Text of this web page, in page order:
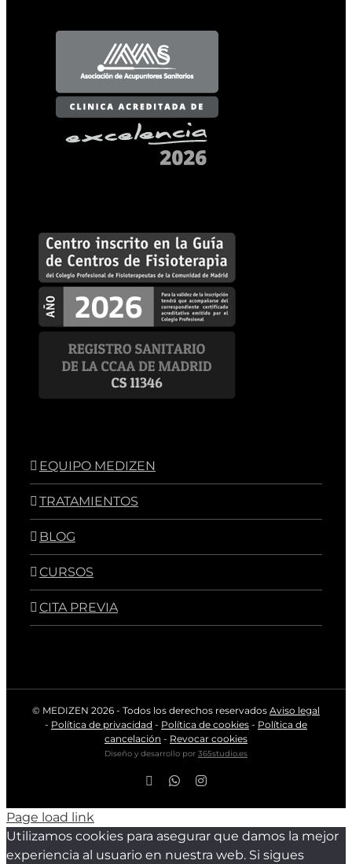
EQUIPO MEDIZEN
TRATAMIENTOS
BLOG
CURSOS
CITA PREVIA
© MEDIZEN 2026 - Todos los derechos reservados Aviso legal
- Política de privacidad - Política de cookies - Política de
cancelación - Revocar cookies
Diseño y desarrollo por 365studio.es
FacebookWhatsAppInstagram
Page load link
Utilizamos cookies para asegurar que damos la mejor
experiencia al usuario en nuestra web. Si sigues